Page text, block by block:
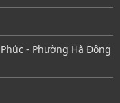
- Phường Hà Đông